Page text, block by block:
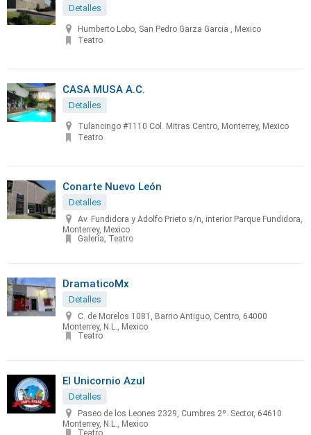
Detalles
Humberto Lobo, San Pedro Garza Garcia , Mexico
Teatro
CASA MUSA A.C.
Detalles
Tulancingo #1110 Col. Mitras Centro, Monterrey, Mexico
Teatro
Conarte Nuevo León
Detalles
Av. Fundidora y Adolfo Prieto s/n, interior Parque Fundidora,
Monterrey, Mexico
Galería, Teatro
DramaticoMx
Detalles
C. de Morelos 1081, Barrio Antiguo, Centro, 64000
Monterrey, N.L., Mexico
Teatro
El Unicornio Azul
Detalles
Paseo de los Leones 2329, Cumbres 2º. Sector, 64610
Monterrey, N.L., Mexico
Teatro